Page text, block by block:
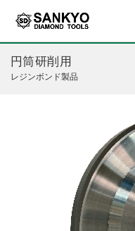
ブロック切断用（ポータブル
石材切断用（ポータブル）
タイル切断用（ポータブル）
瓦切断用（ポータブル）
鋳鉄管切断用（ポータブル）
メタルボンド製品
電着・溶着製品
その他ドレッサー・一般砥石
円筒研削用
レジンボンド製品